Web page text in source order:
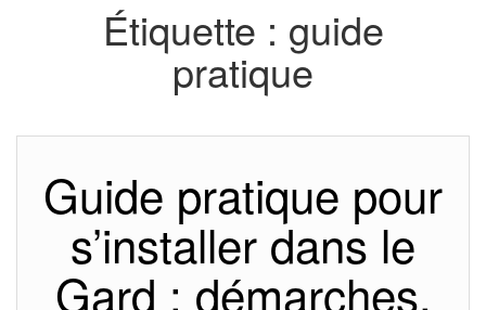
Étiquette : guide
pratique
Guide pratique pour
s’installer dans le
Gard : démarches,